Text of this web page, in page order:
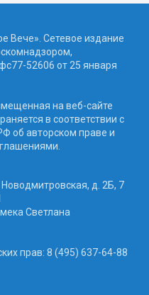
Вече». Сетевое издание
52606 от 25 января
на веб-сайте
в соответствии с
об авторском праве и
Новодмитровская, д. 2Б, 7
Светлана
прав: 8 (495) 637-64-88